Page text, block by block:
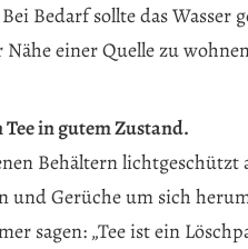
Bedarf sollte das Wasser
einer Quelle zu
in gutem Zustand.
Behältern
und Gerüche um sich
sagen: „Tee ist ein